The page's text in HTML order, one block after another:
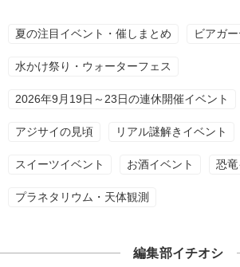
夏の注目イベント・催しまとめ ビアガ
水かけ祭り・ウォーターフェス
2026年9月19日～23日の連休開催イベント
アジサイの見頃 リアル謎解きイベント
スイーツイベント お酒イベント 恐竜
プラネタリウム・天体観測
編集部イチオシ